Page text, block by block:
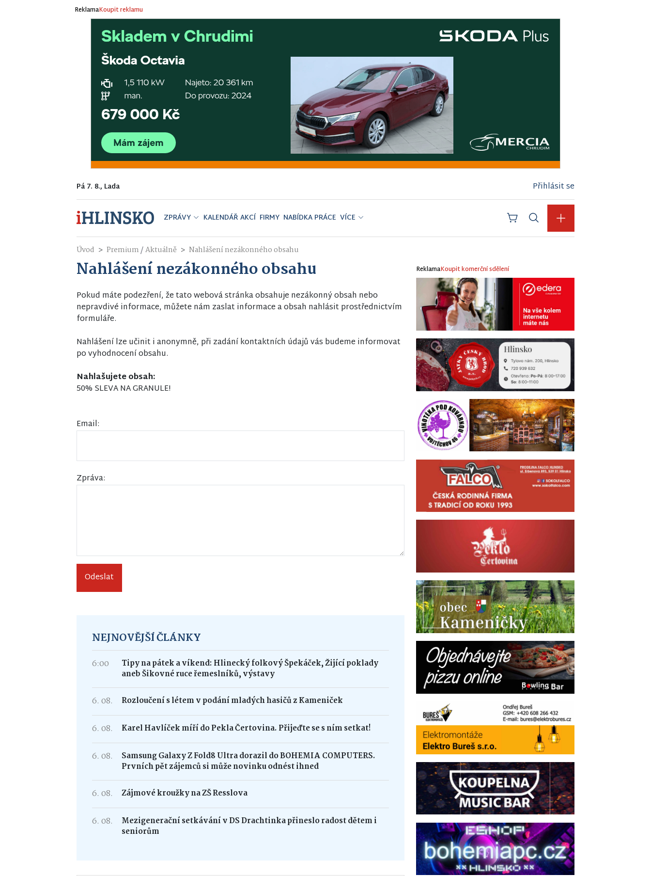
ReklamaKoupit reklamu
Pá 7. 8., Lada Přihlásit se
ZPRÁVY KALENDÁŘ AKCÍ FIRMY NABÍDKA PRÁCE VÍCE
Úvod Premium/Aktuálně Nahlášení nezákonného obsahu
Nahlášení nezákonného obsahu
Pokud máte podezření, že tato webová stránka obsahuje nezákonný obsah nebo
nepravdivé informace, můžete nám zaslat informace a obsah nahlásit prostřednictvím
formuláře.
Nahlášení lze učinit i anonymně, při zadání kontaktních údajů vás budeme informovat
po vyhodnocení obsahu.
Nahlašujete obsah:
50% SLEVA NA GRANULE!
Email:
Zpráva:
Odeslat
NEJNOVĚJŠÍ ČLÁNKY
6:00
Tipy na pátek a víkend: Hlinecký folkový Špekáček, Žijící poklady
aneb Šikovné ruce řemeslníků, výstavy
6. 08. Rozloučení s létem v podání mladých hasičů z Kameniček
6. 08. Karel Havlíček míří do Pekla Čertovina. Přijeďte se s ním setkat!
6. 08.
Samsung Galaxy Z Fold8 Ultra dorazil do BOHEMIA COMPUTERS.
Prvních pět zájemců si může novinku odnést ihned
6. 08. Zájmové kroužky na ZŠ Resslova
6. 08.
Mezigenerační setkávání v DS Drachtinka přineslo radost dětem i
seniorům
ReklamaKoupit komerční sdělení